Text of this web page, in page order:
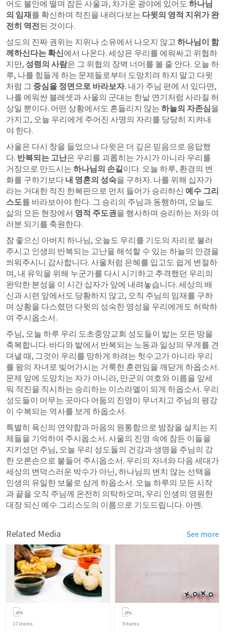
어도 불안에 떨며 잠든 사울과, 차가운 광야에 있어도 하나님
의 임재를 확신하며 적진을 내려다보는 다윗의 영적 지위가 완
전히 역전된 것이다.
성도의 진짜 권위는 지위나 소유에서 나오지 않고 하나님이 함
께하신다는 확신에서 나온다. 세상은 우리를 에워싸고 위협하
지만, 성령의 사람은 그 위협의 장벽 너머를 볼 줄 안다. 오늘 하
루, 나를 힘들게 하는 문제들로부터 도망치려 하지 말고 다윗
처럼 그 중심을 정면으로 바라보자. 내가 주님 편에 서 있다면,
나를 에워싼 블레셋과 사울의 군대는 한낱 연기처럼 사라질 허
상일 뿐이다. 어떤 상황에서도 흔들리지 않는 하늘의 자존심을
가지고, 오늘 우리에게 주어진 사명의 자리를 당당히 지켜내
야 한다.
사울은 다시 창을 들었으나 다윗은 더 깊은 믿음으로 응답했
다. 반복되는 고난은 우리를 괴롭히는 가시가 아니라 우리를
거장으로 만드시는 하나님의 손길이다. 오늘 하루, 환경의 변
화를 구하기보다 내 영혼의 성숙을 구하자. 나를 위해 십자가
라는 거대한 적진 한복판으로 먼저 들어가 승리하신 예수 그리
스도를 바라보아야 한다. 그 승리의 주님과 동행하며, 오늘도
삶의 모든 현장에서 영적 주도권을 행사하며 승리하는 저와 여
러분 되기를 축원한다.
참 좋으신 아버지 하나님, 오늘도 우리를 기도의 자리로 불러
주시고 인생의 반복되는 고난을 해석할 수 있는 하늘의 안경을
씌워주시니 감사합니다. 사울처럼 은혜를 입고도 쉽게 변절하
며, 내 유익을 위해 누군가를 다시 시기하고 추격했던 우리의
완악한 본성을 이 시간 십자가 앞에 내려놓습니다. 세상의 배
신과 시련 앞에서도 당황하지 않고, 오직 주님의 임재를 구하
며 상황을 다스렸던 다윗의 성숙한 영성을 우리에게도 허락하
여 주시옵소서.
주님, 오늘 하루 우리 도초중앙교회 성도들이 밟는 모든 땅을
축복합니다. 바다와 밭에서 반복되는 노동과 일상의 무게를 견
뎌낼 때, 그것이 우리를 망하게 하려는 헛수고가 아니라 우리
를 왕의 자녀로 빚어가시는 거룩한 훈련임을 깨닫게 하옵소서.
문제 앞에 도망치는 자가 아니라, 만군의 여호와 이름을 앞세
워 적진을 직시하는 승리하는 이스라엘이 되게 하옵소서. 우리
성도들이 머무는 곳마다 어둠의 진영이 무너지고 주님의 평강
이 수복되는 역사를 보게 하옵소서.
특별히 육신의 연약함과 마음의 원통함으로 밤잠을 설치는 지
체들을 기억하여 주시옵소서. 사울의 진영 속에 잠든 이들을
지키셨던 주님, 오늘 우리 성도들의 건강과 생명을 주님의 강
한 오른손으로 붙들어 주시옵소서. 우리의 자녀와 다음 세대가
세상의 변덕스러운 박수가 아닌, 하나님의 변치 않는 선택을
인생의 유일한 보물로 삼게 하옵소서. 오늘 하루의 모든 시작
과 끝을 오직 주님께 온전히 의탁하오며, 우리 인생의 영원한
대장 되신 예수 그리스도의 이름으로 기도드립니다. 아멘.
Related Media See more
17 items 3 items